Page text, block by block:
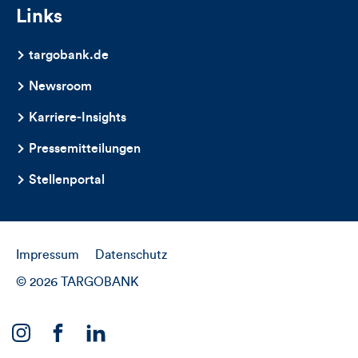
Links
targobank.de
Newsroom
Karriere-Insights
Pressemitteilungen
Stellenportal
Impressum Datenschutz
© 2026 TARGOBANK